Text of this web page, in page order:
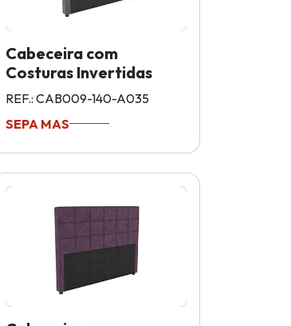
Cabeceira com
Costuras Invertidas
REF.: CAB009-140-A035
SEPA MAS